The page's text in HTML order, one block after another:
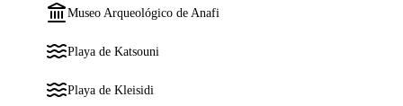
Museo Arqueológico de Anafi
Playa de Katsouni
Playa de Kleisidi